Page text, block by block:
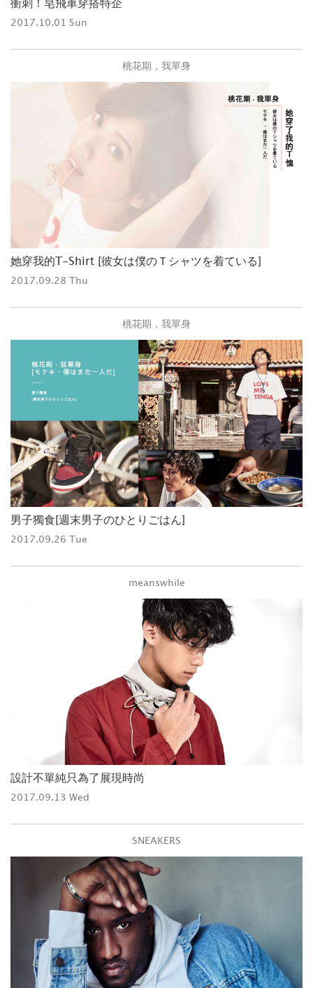
衝刺！皂飛車穿搭特企
2017.10.01 Sun
桃花期，我單身
她穿我的T-Shirt [彼女は僕のＴシャツを着ている]
2017.09.28 Thu
桃花期，我單身
男子獨食[週末男子のひとりごはん]
2017.09.26 Tue
meanswhile
設計不單純只為了展現時尚
2017.09.13 Wed
SNEAKERS